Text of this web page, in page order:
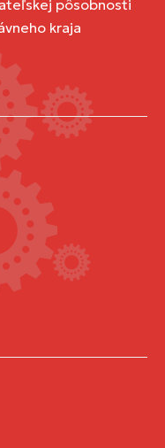
pôsobnosti
kraja